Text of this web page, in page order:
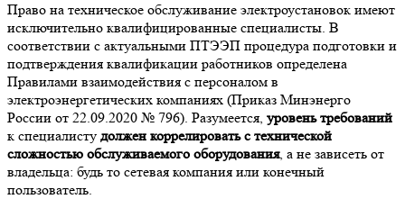
Право на техническое обслуживание электроустановок имеют
исключительно квалифицированные специалисты. В
соответствии с актуальными ПТЭЭП процедура подготовки и
подтверждения квалификации работников определена
Правилами взаимодействия с персоналом в
электроэнергетических компаниях (Приказ Минэнерго
России от 22.09.2020 № 796). Разумеется, уровень требований
к специалисту должен коррелировать с технической
сложностью обслуживаемого оборудования, а не зависеть от
владельца: будь то сетевая компания или конечный
пользователь.